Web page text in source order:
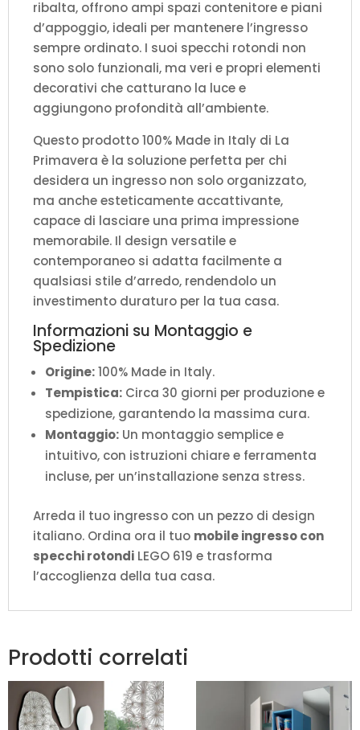
ribalta, offrono ampi spazi contenitore e piani
d’appoggio, ideali per mantenere l’ingresso
sempre ordinato. I suoi specchi rotondi non
sono solo funzionali, ma veri e propri elementi
decorativi che catturano la luce e
aggiungono profondità all’ambiente.
Questo prodotto 100% Made in Italy di La
Primavera è la soluzione perfetta per chi
desidera un ingresso non solo organizzato,
ma anche esteticamente accattivante,
capace di lasciare una prima impressione
memorabile. Il design versatile e
contemporaneo si adatta facilmente a
qualsiasi stile d’arredo, rendendolo un
investimento duraturo per la tua casa.
Informazioni su Montaggio e
Spedizione
Origine:100% Made in Italy.
Tempistica: Circa 30 giorni per produzione e
spedizione, garantendo la massima cura.
Montaggio: Un montaggio semplice e
intuitivo, con istruzioni chiare e ferramenta
incluse, per un’installazione senza stress.
Arreda il tuo ingresso con un pezzo di design
italiano. Ordina ora il tuo mobile ingresso con
specchi rotondi LEGO 619 e trasforma
l’accoglienza della tua casa.
Prodotti correlati